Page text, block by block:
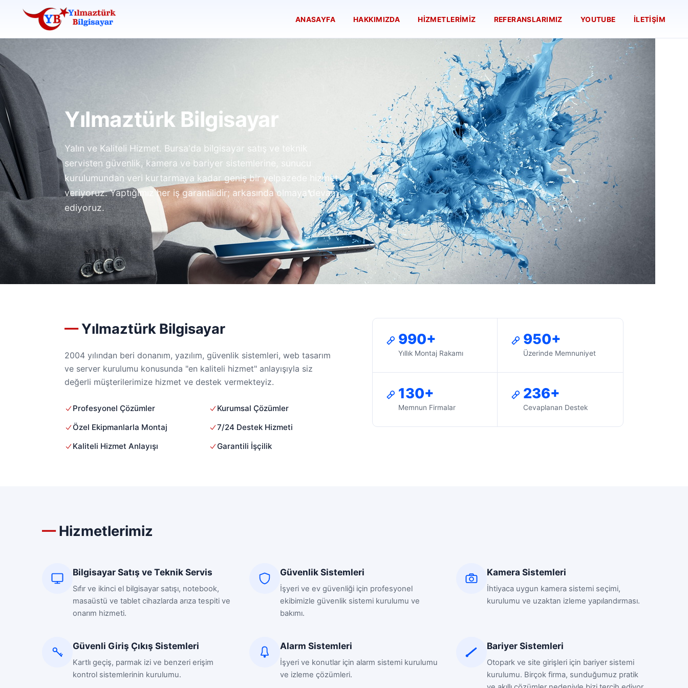
ANASAYFA HAKKIMIZDA HIZMETLERIMIZ REFERANSLARIMIZ YOUTUBE İLETIŞIM
Yılmaztürk Bilgisayar
Yalın ve Kaliteli Hizmet. Bursa'da bilgisayar satış ve teknik
servisten güvenlik, kamera ve bariyer sistemlerine, sunucu
kurulumundan veri kurtarmaya kadar geniş bir yelpazede hizmet
veriyoruz. Yaptığımız her iş garantilidir; arkasında olmaya devam
ediyoruz.
Yılmaztürk Bilgisayar
2004 yılından beri donanım, yazılım, güvenlik sistemleri, web tasarım
ve server kurulumu konusunda "en kaliteli hizmet" anlayışıyla siz
değerli müşterilerimize hizmet ve destek vermekteyiz.
Profesyonel Çözümler
Kurumsal Çözümler
Özel Ekipmanlarla Montaj
7/24 Destek Hizmeti
Kaliteli Hizmet Anlayışı
Garantili İşçilik
990+
Yıllık Montaj Rakamı
950+
Üzerinde Memnuniyet
130+
Memnun Firmalar
236+
Cevaplanan Destek
Hizmetlerimiz
Bilgisayar Satış ve Teknik Servis
Sıfır ve ikinci el bilgisayar satışı, notebook,
masaüstü ve tablet cihazlarda arıza tespiti ve
onarım hizmeti.
Güvenlik Sistemleri
İşyeri ve ev güvenliği için profesyonel
ekibimizle güvenlik sistemi kurulumu ve
bakımı.
Kamera Sistemleri
İhtiyaca uygun kamera sistemi seçimi,
kurulumu ve uzaktan izleme yapılandırması.
Güvenli Giriş Çıkış Sistemleri
Kartlı geçiş, parmak izi ve benzeri erişim
kontrol sistemlerinin kurulumu.
Alarm Sistemleri
İşyeri ve konutlar için alarm sistemi kurulumu
ve izleme çözümleri.
Bariyer Sistemleri
Otopark ve site girişleri için bariyer sistemi
kurulumu. Birçok firma, sunduğumuz pratik